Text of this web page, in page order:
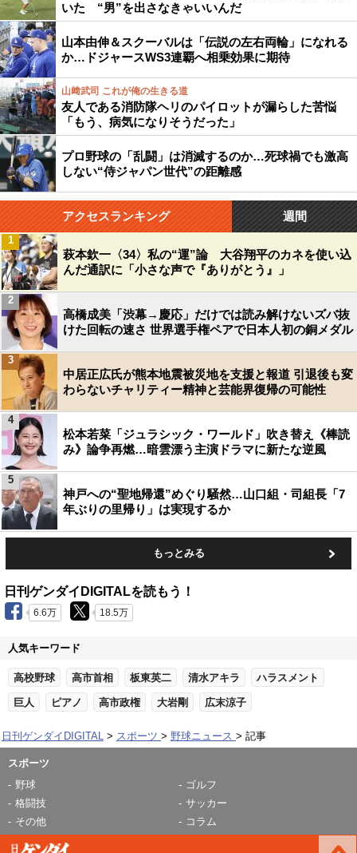
いた “男”を出さなきゃいいんだ
山本由伸＆スクーバルは「伝説の左右両輪」になれる
か…ドジャースWS3連覇へ相乗効果に期待
山﨑武司 これが俺の生きる道
友人である消防隊ヘリのパイロットが漏らした苦悩
「もう、病気になりそうだった」
プロ野球の「乱闘」は消滅するのか…死球禍でも激高
しない“侍ジャパン世代”の距離感
アクセスランキング 週間
萩本欽一〈34〉私の“運”論 大谷翔平のカネを使い込
んだ通訳に「小さな声で『ありがとう』」
1
高橋成美「渋幕→慶応」だけでは読み解けないズバ抜
けた回転の速さ 世界選手権ペアで日本人初の銅メダル
2
中居正広氏が熊本地震被災地を支援と報道 引退後も変
わらないチャリティー精神と芸能界復帰の可能性
3
松本若菜「ジュラシック・ワールド」吹き替え《棒読
み》論争再燃…暗雲漂う主演ドラマに新たな逆風
4
神戸への“聖地帰還”めぐり騒然…山口組・司組長「7
年ぶりの里帰り」は実現するか
5
もっとみる
日刊ゲンダイDIGITALを読もう！
6.6万 18.5万
人気キーワード
高校野球 高市首相 板東英二 清水アキラ ハラスメント
巨人 ピアノ 高市政権 大岩剛 広末涼子
日刊ゲンダイDIGITAL スポーツ 野球ニュース 記事
スポーツ
野球
ゴルフ
格闘技
サッカー
その他
コラム